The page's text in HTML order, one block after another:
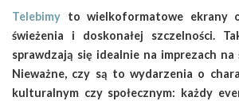
Telebimy to wielkoformatowe ekrany
świeżenia i doskonałej szczelności.
sprawdzają się idealnie na imprezach
Nieważne, czy są to wydarzenia o
kulturalnym czy społecznym: każdy